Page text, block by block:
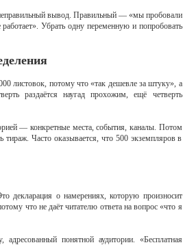
вывод. Правильный — «мы пробовали
Убрать одну переменную и попробовать
листовок, потому что «так дешевле за штуку», а
раздаётся наугад прохожим, ещё четверть
— конкретные места, события, каналы. Потом
тираж. Часто оказывается, что 500 экземпляров в
о намерениях, которую произносит
что не даёт читателю ответа на вопрос «что я
понятной аудитории. «Бесплатная